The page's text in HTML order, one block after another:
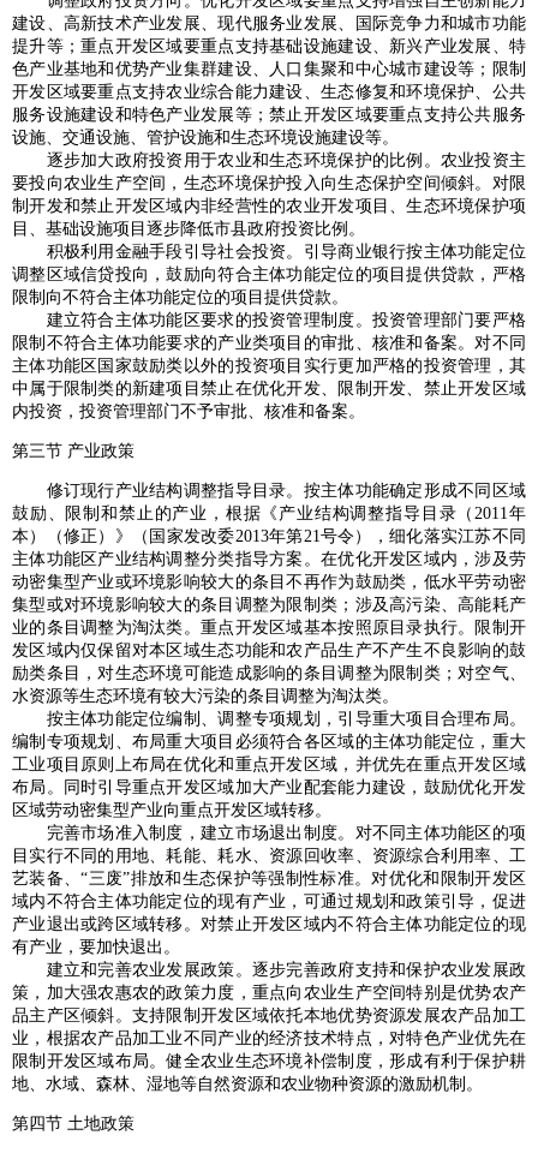
建设、高新技术产业发展、现代服务业发展、国际竞争力和城市功能
提升等；重点开发区域要重点支持基础设施建设、新兴产业发展、特
色产业基地和优势产业集群建设、人口集聚和中心城市建设等；限制
开发区域要重点支持农业综合能力建设、生态修复和环境保护、公共
服务设施建设和特色产业发展等；禁止开发区域要重点支持公共服务
设施、交通设施、管护设施和生态环境设施建设等。
逐步加大政府投资用于农业和生态环境保护的比例。农业投资主
要投向农业生产空间，生态环境保护投入向生态保护空间倾斜。对限
制开发和禁止开发区域内非经营性的农业开发项目、生态环境保护项
目、基础设施项目逐步降低市县政府投资比例。
积极利用金融手段引导社会投资。引导商业银行按主体功能定位
调整区域信贷投向，鼓励向符合主体功能定位的项目提供贷款，严格
限制向不符合主体功能定位的项目提供贷款。
建立符合主体功能区要求的投资管理制度。投资管理部门要严格
限制不符合主体功能要求的产业类项目的审批、核准和备案。对不同
主体功能区国家鼓励类以外的投资项目实行更加严格的投资管理，其
中属于限制类的新建项目禁止在优化开发、限制开发、禁止开发区域
内投资，投资管理部门不予审批、核准和备案。
第三节 产业政策
修订现行产业结构调整指导目录。按主体功能确定形成不同区域
鼓励、限制和禁止的产业，根据《产业结构调整指导目录（2011年
本）（修正）》（国家发改委2013年第21号令），细化落实江苏不同
主体功能区产业结构调整分类指导方案。在优化开发区域内，涉及劳
动密集型产业或环境影响较大的条目不再作为鼓励类，低水平劳动密
集型或对环境影响较大的条目调整为限制类；涉及高污染、高能耗产
业的条目调整为淘汰类。重点开发区域基本按照原目录执行。限制开
发区域内仅保留对本区域生态功能和农产品生产不产生不良影响的鼓
励类条目，对生态环境可能造成影响的条目调整为限制类；对空气、
水资源等生态环境有较大污染的条目调整为淘汰类。
按主体功能定位编制、调整专项规划，引导重大项目合理布局。
编制专项规划、布局重大项目必须符合各区域的主体功能定位，重大
工业项目原则上布局在优化和重点开发区域，并优先在重点开发区域
布局。同时引导重点开发区域加大产业配套能力建设，鼓励优化开发
区域劳动密集型产业向重点开发区域转移。
完善市场准入制度，建立市场退出制度。对不同主体功能区的项
目实行不同的用地、耗能、耗水、资源回收率、资源综合利用率、工
艺装备、“三废”排放和生态保护等强制性标准。对优化和限制开发区
域内不符合主体功能定位的现有产业，可通过规划和政策引导，促进
产业退出或跨区域转移。对禁止开发区域内不符合主体功能定位的现
有产业，要加快退出。
建立和完善农业发展政策。逐步完善政府支持和保护农业发展政
策，加大强农惠农的政策力度，重点向农业生产空间特别是优势农产
品主产区倾斜。支持限制开发区域依托本地优势资源发展农产品加工
业，根据农产品加工业不同产业的经济技术特点，对特色产业优先在
限制开发区域布局。健全农业生态环境补偿制度，形成有利于保护耕
地、水域、森林、湿地等自然资源和农业物种资源的激励机制。
第四节 土地政策